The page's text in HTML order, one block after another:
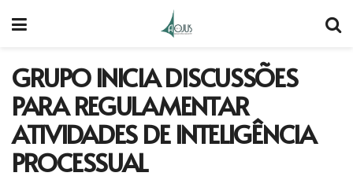
GRUPO INICIA DISCUSSÕES
PARA REGULAMENTAR
ATIVIDADES DE INTELIGÊNCIA
PROCESSUAL